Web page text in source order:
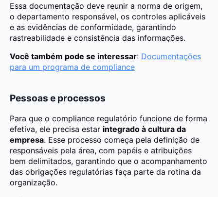
Essa documentação deve reunir a norma de origem,
o departamento responsável, os controles aplicáveis
e as evidências de conformidade, garantindo
rastreabilidade e consistência das informações.
Você também pode se interessar: Documentações
para um programa de compliance
Pessoas e processos
Para que o compliance regulatório funcione de forma
efetiva, ele precisa estar integrado à cultura da
empresa. Esse processo começa pela definição de
responsáveis pela área, com papéis e atribuições
bem delimitados, garantindo que o acompanhamento
das obrigações regulatórias faça parte da rotina da
organização.